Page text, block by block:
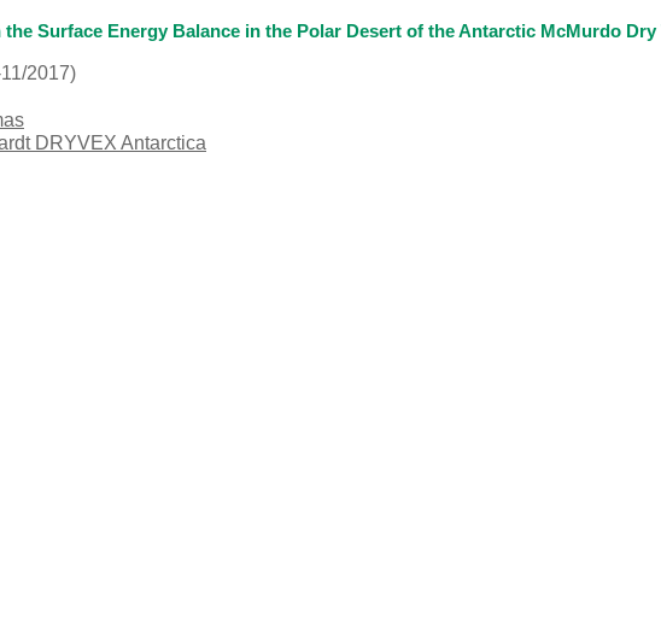
the Surface Energy Balance in the Polar Desert of the Antarctic McMurdo Dry
2017)
DRYVEX Antarctica